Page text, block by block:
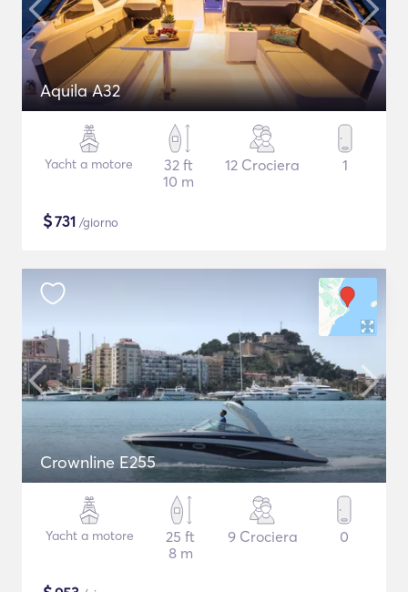
Aquila A32
Yacht a motore
32 ft
10 m
12 Crociera 1
$731 /giorno
Crownline E255
Yacht a motore
25 ft
8 m
9 Crociera 0